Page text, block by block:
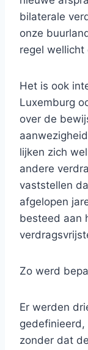
bilaterale
onze
regel wellicht
Het is ook
Luxemburg
over de
lijken zich
andere
vaststellen
afgelopen
besteed aan
Zo werd
Er werden
zonder dat